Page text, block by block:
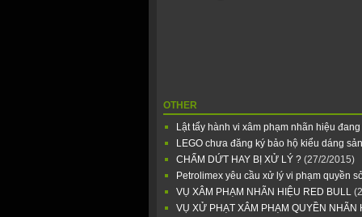
OTHER
Lật tẩy hành vi xâm phạm nhãn hiệu
LEGO chưa đăng ký bảo hộ kiểu dáng
CHẤM DỨT HAY BỊ XỬ LÝ ? (27/2/2015)
Petrolimex yêu cầu xử lý vi phạm quyền
VỤ XÂM PHẠM NHÃN HIỆU RED BULL
VỤ XỬ PHẠT XÂM PHẠM QUYỀN NHÃN